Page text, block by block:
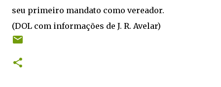
seu primeiro mandato como vereador.
(DOL com informações de J. R. Avelar)